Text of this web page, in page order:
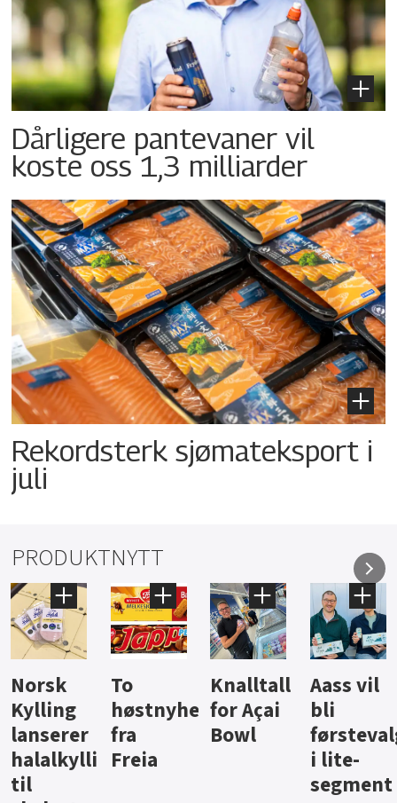
Dårligere pantevaner vil
koste oss 1,3 milliarder
Rekordsterk sjømateksport i
juli
PRODUKTNYTT
Knalltall
for Açai
Bowl
Aass vil
bli
førstevalg
i lite-
Brus og
jus fra
Berentsen
Hard
iste fra
Hansa